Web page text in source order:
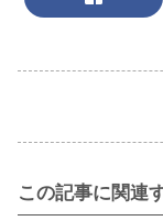
この記事に関連